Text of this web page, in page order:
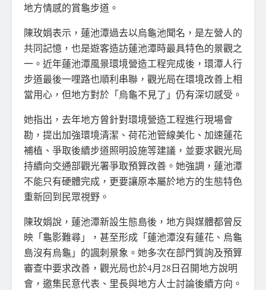
地方情感的賞龜步道。
陳玫娟表示，蓮池潭過去以烏龜池聞名，是左營人的
共同記憶，也是遊客造訪蓮池潭時最具特色的景觀之
一。近年蓮池潭風景環境營造工程完成後，環潭人行
步道最後一哩路也順利串聯，觀光局在環境改善上相
當用心，但地方對於「烏龜不見了」仍有深切感受。
她指出，去年地方曾針對環境營造工程進行現場會
勘，提出加強環境清潔、荷花池管線美化、加速蓮花
補植、爭取後續步道照明設施等建議，並要求觀光局
持續向交通部觀光署爭取預算改善。她強調，蓮池潭
不能只有硬體完成，更要讓原本屬於地方的生態特色
重新回到民眾視野。
陳玫娟說，蓮池潭新設生態島後，地方與媒體都曾反
映「龜影難尋」，甚至形成「蓮池潭沒有蓮花、烏龜
島沒有烏龜」的諷刺景象。她多次在部門質詢及預算
審查中要求改善，觀光局也於4月28日召開地方說明
會，邀集民意代表、里長與地方人士討論後續方向。